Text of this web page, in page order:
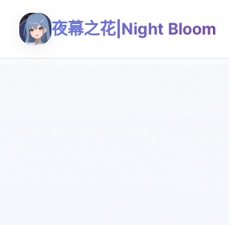
夜幕之花|Night Bloom